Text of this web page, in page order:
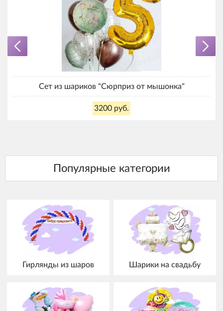
Сет из шариков "Сюрприз от мышонка"
3200 руб.
Гирлянды из шаров Шарики на свадьбу